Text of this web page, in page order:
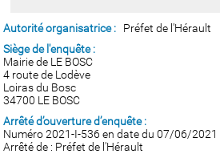
Autorité organisatrice :
Préfet de l'Hérault
Siège de l'enquête :
Mairie de LE BOSC
4 route de Lodève
Loiras du Bosc
34700 LE BOSC
Arrêté d’ouverture d’enquête :
Numéro 2021-I-536 en date du 07/06/2021
Arrêté de : Préfet de l'Hérault